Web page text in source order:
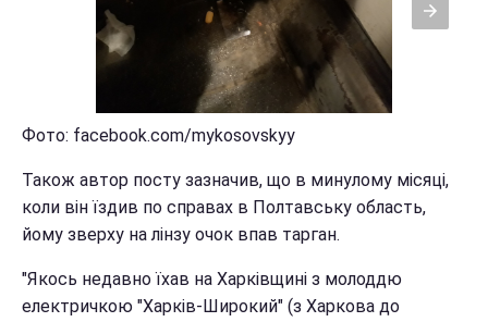
Фото: facebook.com/mykosovskyy
Також автор посту зазначив, що в минулому місяці,
коли він їздив по справах в Полтавську область,
йому зверху на лінзу очок впав тарган.
"Якось недавно їхав на Харківщині з молоддю
електричкою "Харків-Широкий" (з Харкова до